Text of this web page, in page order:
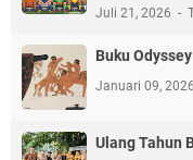
Juli 21, 2026
Buku Odyssey
Januari 09, 2026
Ulang Tahun